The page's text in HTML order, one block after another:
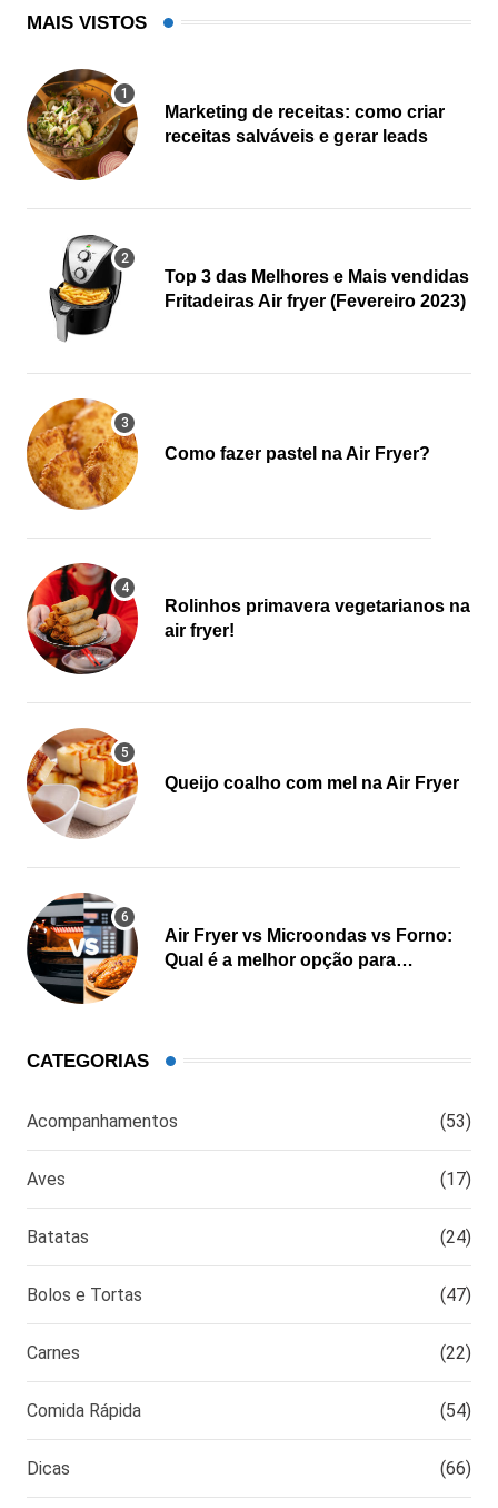
MAIS VISTOS
Marketing de receitas: como criar
receitas salváveis e gerar leads
Top 3 das Melhores e Mais vendidas
Fritadeiras Air fryer (Fevereiro 2023)
Como fazer pastel na Air Fryer?
Rolinhos primavera vegetarianos na
air fryer!
Queijo coalho com mel na Air Fryer
Air Fryer vs Microondas vs Forno:
Qual é a melhor opção para
CATEGORIAS
Acompanhamentos (53)
Aves (17)
Batatas (24)
Bolos e Tortas (47)
Carnes (22)
Comida Rápida (54)
Dicas (66)